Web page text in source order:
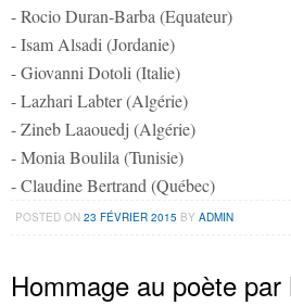
- Rocio Duran-Barba (Equateur)
- Isam Alsadi (Jordanie)
- Giovanni Dotoli (Italie)
- Lazhari Labter (Algérie)
- Zineb Laaouedj (Algérie)
- Monia Boulila (Tunisie)
- Claudine Bertrand (Québec)
POSTED ON23 FÉVRIER 2015 BYADMIN
Hommage au poète